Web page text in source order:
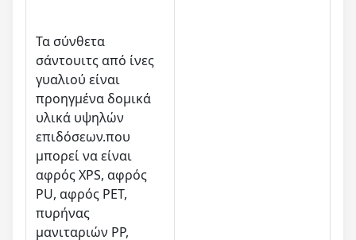
Τα σύνθετα
σάντουιτς από ίνες
γυαλιού είναι
προηγμένα δομικά
υλικά υψηλών
επιδόσεων.που
μπορεί να είναι
αφρός XPS, αφρός
PU, αφρός PET,
πυρήνας
μανιταριών PP,